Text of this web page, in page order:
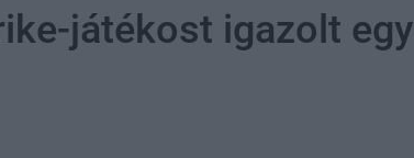
játékost igazolt egy